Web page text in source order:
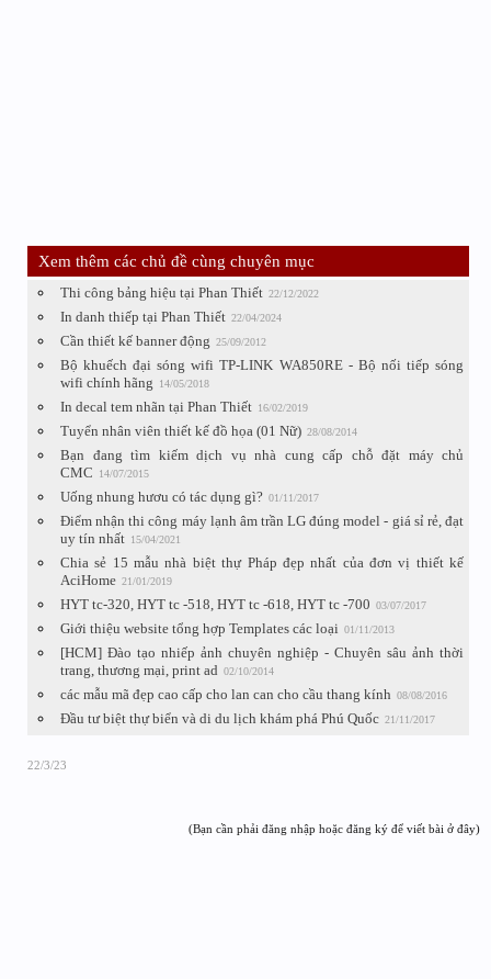
Xem thêm các chủ đề cùng chuyên mục
Thi công bảng hiệu tại Phan Thiết 22/12/2022
In danh thiếp tại Phan Thiết 22/04/2024
Cần thiết kế banner động 25/09/2012
Bộ khuếch đại sóng wifi TP-LINK WA850RE - Bộ nối tiếp sóng
wifi chính hãng
14/05/2018
In decal tem nhãn tại Phan Thiết 16/02/2019
Tuyển nhân viên thiết kế đồ họa (01 Nữ) 28/08/2014
Bạn đang tìm kiếm dịch vụ nhà cung cấp chỗ đặt máy chủ
CMC
14/07/2015
Uống nhung hươu có tác dụng gì? 01/11/2017
Điểm nhận thi công máy lạnh âm trần LG đúng model - giá sỉ rẻ, đạt
uy tín nhất 15/04/2021
Chia sẻ 15 mẫu nhà biệt thự Pháp đẹp nhất của đơn vị thiết kế
AciHome 21/01/2019
HYT tc-320, HYT tc -518, HYT tc -618, HYT tc -700 03/07/2017
Giới thiệu website tổng hợp Templates các loại 01/11/2013
[HCM] Đào tạo nhiếp ảnh chuyên nghiệp - Chuyên sâu ảnh thời
trang, thương mại, print ad 02/10/2014
các mẫu mã đẹp cao cấp cho lan can cho cầu thang kính 08/08/2016
Đầu tư biệt thự biển và di du lịch khám phá Phú Quốc 21/11/2017
22/3/23
(Bạn cần phải đăng nhập hoặc đăng ký để viết bài ở đây)